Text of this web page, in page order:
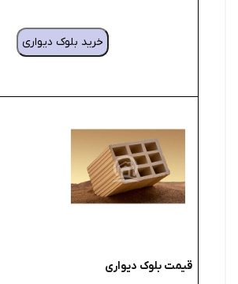
خرید بلوک دیواری
قیمت بلوک دیواری